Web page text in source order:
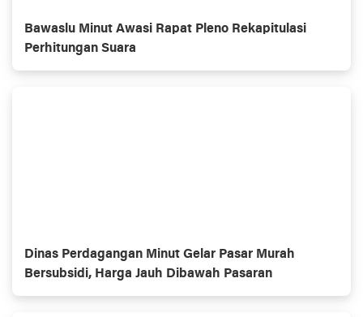
Bawaslu Minut Awasi Rapat Pleno Rekapitulasi
Perhitungan Suara
Dinas Perdagangan Minut Gelar Pasar Murah
Bersubsidi, Harga Jauh Dibawah Pasaran